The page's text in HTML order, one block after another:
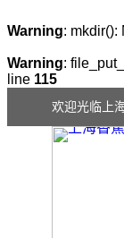
Warning: mkdir():
Warning:
line 115
欢迎光临上